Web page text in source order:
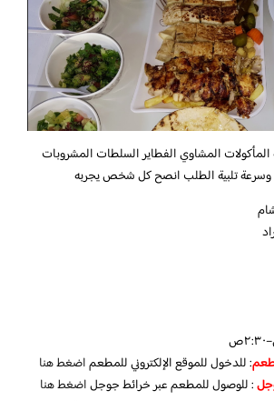
المشاوي الفطاير السلطات المشروبات
وسرعة تلبية الطلب انصح كل شخص يجربه
: للدخول للموقع الإلكتروني للمطعماضغط هنا
: للوصول للمطعم عبر خرائط جوجلاضغط هنا